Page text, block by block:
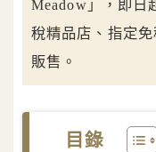
Meadow」，即日
稅精品店、指定
販售。
目錄